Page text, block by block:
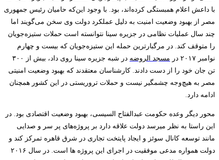
با داعش اعلام همبستگی کرده‌اند، بود. با وجود این‌که حامیان رئیس جمهوری
مصر از بهبود وضعیت امنیت به دلیل عملکرد دولت وی سخن می‌گویند اما
چند سال عملیات نظامی در جزیره سینا نتوانسته است حملات ستیزه‌جویان
را متوقف کند. در مرگبارترین حمله این ستیزه‌جویان که بیست و چهارم
نوامبر ۲۰۱۷ در
مسجد الروضه
در شبه جزیره سینا روی داد، بیش از ۳۰۰
تن جان خود را از دست دادند. کارشناسان معتقدند که بهبود وضعیت امنیتی
مصر به هیچ‌وجه چشمگیر نیست و حملات تروریستی در این کشور همچنان
ادامه دارد.
محور دیگر وعده حکومت عبدالفتاح السیسی، بهبود وضعیت اقتصادی بود. در
این راستا به نظر می­رسد دولت علاقه دارد بر پروژه‌های پر سر و صدایی
مانند توسعه کانال سوئز و ایجاد پایتخت تجاری در شرق قاهره تمرکز کند و
دولت همواره مدعی موفقیت در اجرای این پروژه ­ها است. در سال ۲۰۱۶